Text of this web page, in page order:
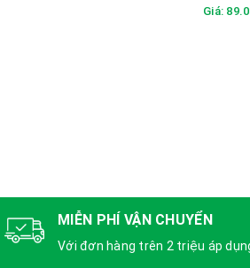
Giá:
MIỄN PHÍ VẬN CHUYỂN
Với đơn hàng trên 2 triệu áp